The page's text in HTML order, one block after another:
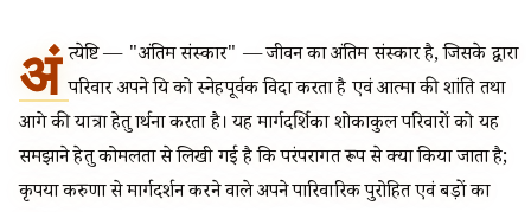
अं त्येष्टि — "अंतिम संस्कार" — जीवन का अंतिम संस्कार है, जिसके द्वारा
परिवार अपने प्रिय को स्नेहपूर्वक विदा करता है एवं आत्मा की शांति तथा
आगे की यात्रा हेतु प्रार्थना करता है। यह मार्गदर्शिका शोकाकुल परिवारों को यह
समझाने हेतु कोमलता से लिखी गई है कि परंपरागत रूप से क्या किया जाता है;
कृपया करुणा से मार्गदर्शन करने वाले अपने पारिवारिक पुरोहित एवं बड़ों का